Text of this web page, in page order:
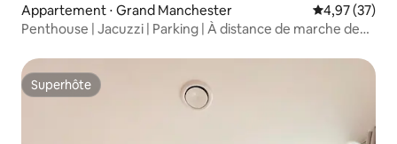
Appartement ⋅ Grand Manchester Évaluation
4,97 (37)
Penthouse | Jacuzzi | Parking | À distance de marche de
Superhôte
Superhôte